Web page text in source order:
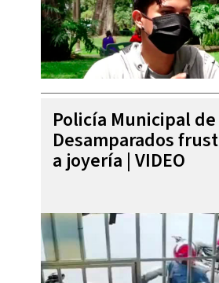
Policía Municipal de
Desamparados
a joyería | VIDEO